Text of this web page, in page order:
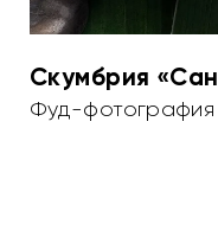
Cкумбрия
Фуд-фотография